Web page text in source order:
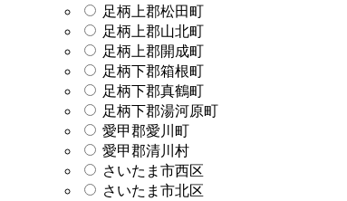
足柄上郡松田町
足柄上郡山北町
足柄上郡開成町
足柄下郡箱根町
足柄下郡真鶴町
足柄下郡湯河原町
愛甲郡愛川町
愛甲郡清川村
さいたま市西区
さいたま市北区